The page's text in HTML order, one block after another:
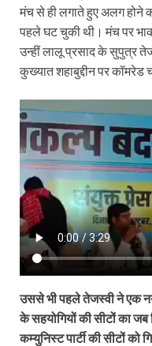
मंच से ही लगाते हुए अलग होने
पहले घट चुकी थी। मंच पर
उन्हीं लालू प्रसाद के सुपुत्र
कुख्यात शहाबुद्दीन पर कॉमरेड
उससे भी पहले तेजस्वी ने एक
के सहयोगियों की सीटों का
कम्युनिस्ट पार्टी की सीटों को